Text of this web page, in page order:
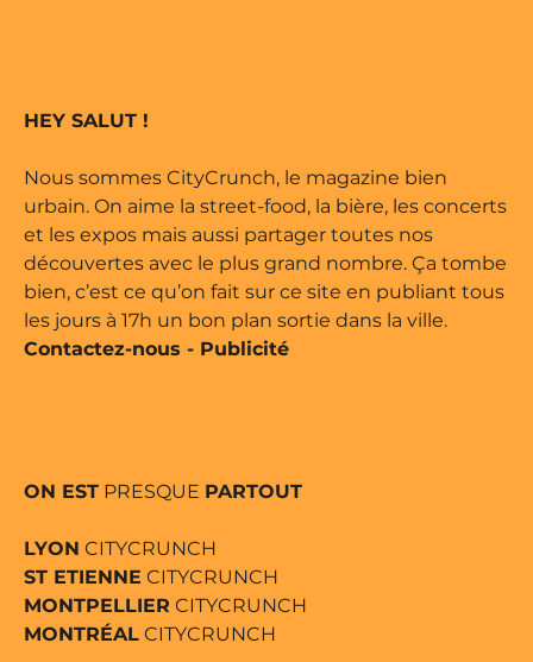
par Buena Onda Web •
HEY SALUT !
Nous sommes CityCrunch, le magazine bien
urbain. On aime la street-food, la bière, les concerts
et les expos mais aussi partager toutes nos
découvertes avec le plus grand nombre. Ça tombe
bien, c’est ce qu’on fait sur ce site en publiant tous
les jours à 17h un bon plan sortie dans la ville.
Contactez-nous - Publicité
ON EST PRESQUE PARTOUT
LYON CITYCRUNCH
ST ETIENNE CITYCRUNCH
MONTPELLIER CITYCRUNCH
MONTRÉAL CITYCRUNCH